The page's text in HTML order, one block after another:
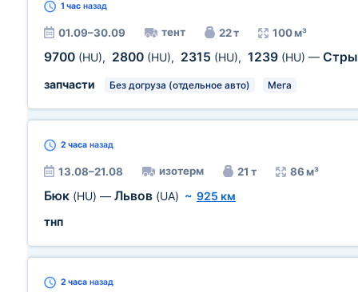
1 час назад
01.09–30.09 тент 22 т 100 м³
9700 (HU), 2800 (HU), 2315 (HU), 1239 (HU) —
запчасти Без догруза (отдельное авто) Мега
2 часа назад
13.08–21.08 изотерм 21 т 86 м³
Бюк (HU) — Львов (UA) ~ 925 км
тнп
2 часа назад